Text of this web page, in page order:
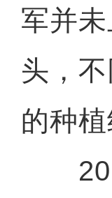
军并
头，
的种植